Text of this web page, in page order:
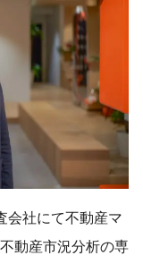
会社にて不動産マ
動産市況分析の専